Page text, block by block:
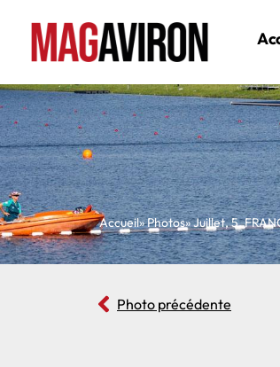
Accueil» Photos»Juillet,5,
Photo précédente